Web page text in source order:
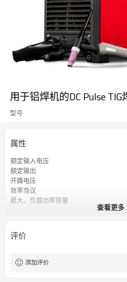
用于铝焊机的DC Pulse
型号
属性
额定输入电压
额定输出
开路电压
效率刍议
最大。负载功率容量
保证
外形尺寸
查看更多
评价
添加评价